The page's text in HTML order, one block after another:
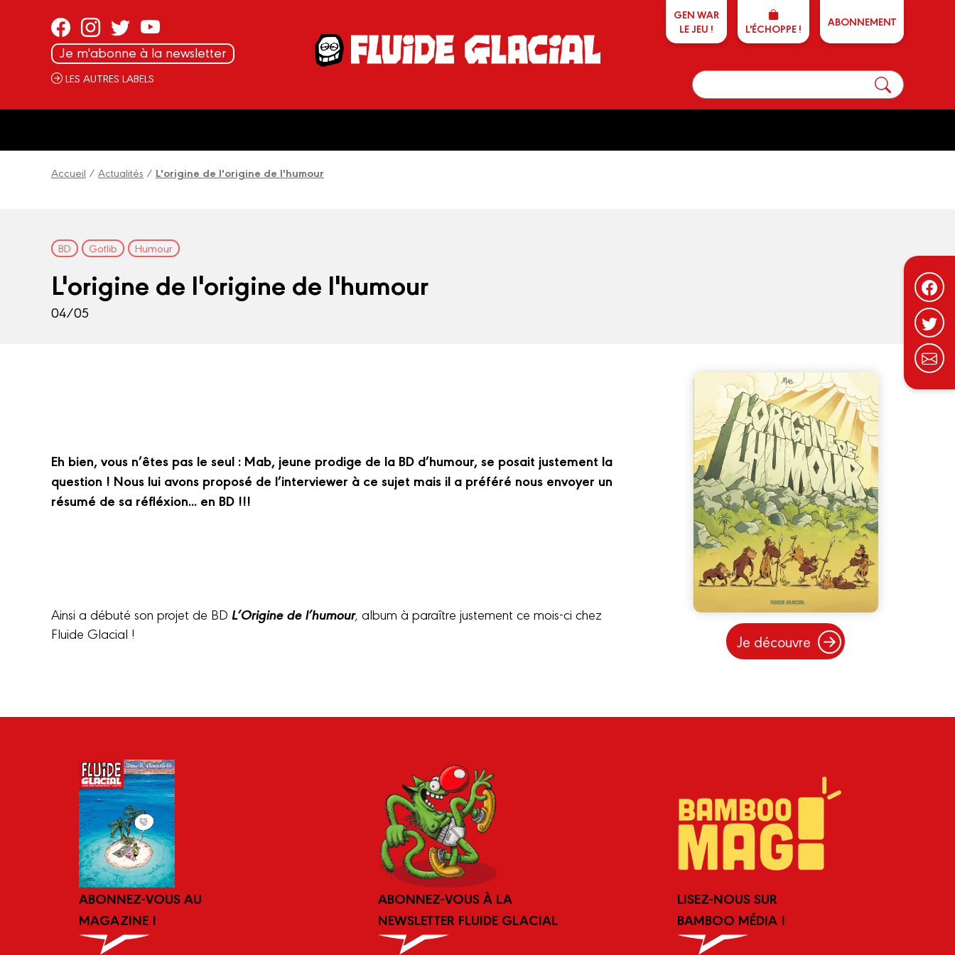
Je m'abonne à la newsletter
LES AUTRES LABELS
GEN WAR
LE JEU !
L'ÉCHOPPE ! ABONNEMENT
Accueil / Actualités / L'origine de l'origine de l'humour
BD Gotlib Humour
L'origine de l'origine de l'humour
04/05
Eh bien, vous n’êtes pas le seul : Mab, jeune prodige de la BD d’humour, se posait justement la
question ! Nous lui avons proposé de l’interviewer à ce sujet mais il a préféré nous envoyer un
résumé de sa réfléxion... en BD !!!
Ainsi a débuté son projet de BD L’Origine de l’humour, album à paraître justement ce mois-ci chez
Fluide Glacial !
Je découvre
ABONNEZ-VOUS AU
MAGAZINE !
ABONNEZ-VOUS À LA
NEWSLETTER FLUIDE GLACIAL
LISEZ-NOUS SUR
BAMBOO MÉDIA !